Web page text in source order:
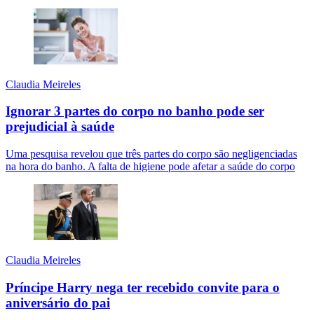
Claudia Meireles
Ignorar 3 partes do corpo no banho pode ser
prejudicial à saúde
Uma pesquisa revelou que três partes do corpo são negligenciadas
na hora do banho. A falta de higiene pode afetar a saúde do corpo
Claudia Meireles
Príncipe Harry nega ter recebido convite para o
aniversário do pai